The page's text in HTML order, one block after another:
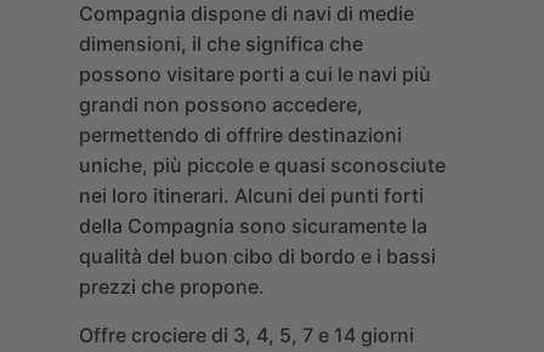
Compagnia dispone di navi di medie
dimensioni, il che significa che
possono visitare porti a cui le navi più
grandi non possono accedere,
permettendo di offrire destinazioni
uniche, più piccole e quasi sconosciute
nei loro itinerari. Alcuni dei punti forti
della Compagnia sono sicuramente la
qualità del buon cibo di bordo e i bassi
prezzi che propone.
Offre crociere di 3, 4, 5, 7 e 14 giorni